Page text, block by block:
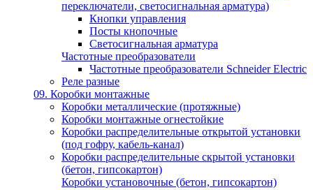
переключатели, светосигнальная арматура)
Кнопки управления
Посты кнопочные
Светосигнальная арматура
Частотные преобразователи
Частотные преобразователи Schneider Electric
Реле разные
09. Коробки монтажные
Коробки металлические (протяжные)
Коробки монтажные огнестойкие
Коробки распределительные открытой установки
(под гофру, кабель-канал)
Коробки распределительные скрытой установки
(бетон, гипсокартон)
Коробки установочные (бетон, гипсокартон)